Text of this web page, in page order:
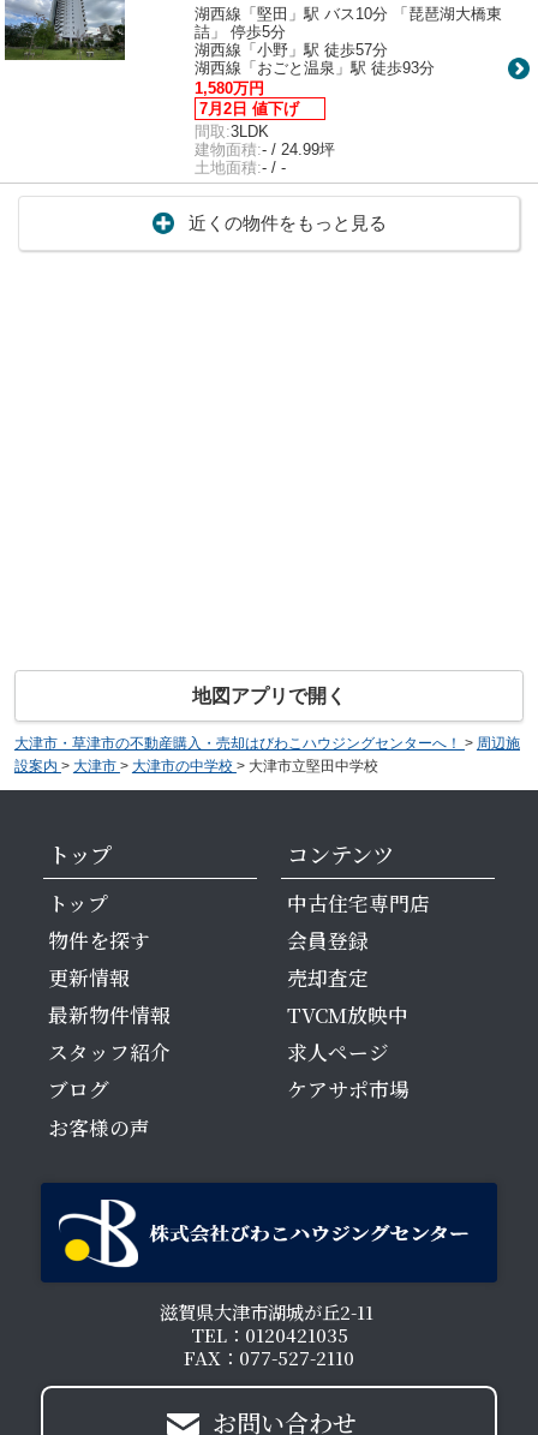
湖西線「堅田」駅 バス10分 「琵琶湖大橋東
詰」 停歩5分
湖西線「小野」駅 徒歩57分
湖西線「おごと温泉」駅 徒歩93分
1,580万円
7月2日 値下げ
間取:3LDK
建物面積:- / 24.99坪
土地面積:- / -
近くの物件をもっと見る
地図アプリで開く
大津市・草津市の不動産購入・売却はびわこハウジングセンターへ！ > 周辺施
設案内 > 大津市 > 大津市の中学校 > 大津市立堅田中学校
トップ
トップ
物件を探す
更新情報
最新物件情報
スタッフ紹介
ブログ
お客様の声
コンテンツ
中古住宅専門店
会員登録
売却査定
TVCM放映中
求人ページ
ケアサポ市場
滋賀県大津市湖城が丘2-11
TEL：0120421035
FAX：077-527-2110
お問い合わせ